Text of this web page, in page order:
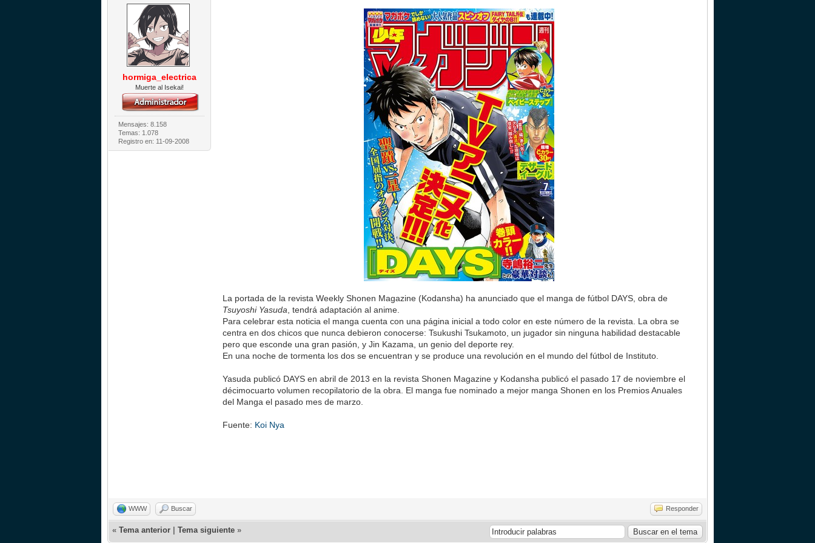
hormiga_electrica
Muerte al Isekai!
Mensajes: 8.158
Temas: 1.078
Registro en: 11-09-2008
La portada de la revista Weekly Shonen Magazine (Kodansha) ha anunciado que el manga de fútbol DAYS, obra de
Tsuyoshi Yasuda , tendrá adaptación al anime.
Para celebrar esta noticia el manga cuenta con una página inicial a todo color en este número de la revista. La obra se
centra en dos chicos que nunca debieron conocerse: Tsukushi Tsukamoto, un jugador sin ninguna habilidad destacable
pero que esconde una gran pasión, y Jin Kazama, un genio del deporte rey.
En una noche de tormenta los dos se encuentran y se produce una revolución en el mundo del fútbol de Instituto.
Yasuda publicó DAYS en abril de 2013 en la revista Shonen Magazine y Kodansha publicó el pasado 17 de noviembre el
décimocuarto volumen recopilatorio de la obra. El manga fue nominado a mejor manga Shonen en los Premios Anuales
del Manga el pasado mes de marzo.
Fuente: Koi Nya
WWW Buscar Responder
« Tema anterior Tema siguiente »